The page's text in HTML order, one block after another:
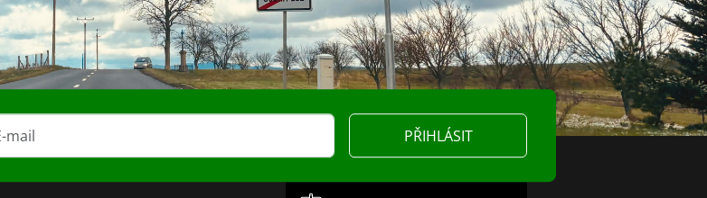
PŘIHLÁSIT